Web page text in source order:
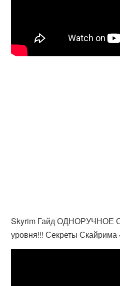
Skyrim Гайд ОДНОРУЧНОЕ
уровня!!! Секреты Скайрима